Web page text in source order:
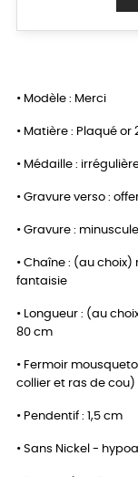
• Modèle : Merci
• Matière : Plaqué or
• Médaille :
• Gravure verso :
• Gravure :
• Chaîne : (au
fantaisie
• Longueur : (au
80 cm
• Fermoir
collier et ras de cou)
• Pendentif : 1,5 cm
• Sans Nickel -